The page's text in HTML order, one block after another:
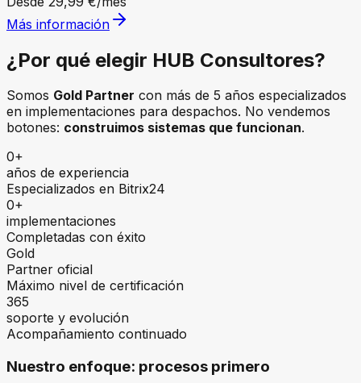
Más información
¿Por qué elegir HUB Consultores?
Somos Gold Partner con más de 5 años especializados
en implementaciones para despachos. No vendemos
botones: construimos sistemas que funcionan.
0+
años de experiencia
Especializados en Bitrix24
0+
implementaciones
Completadas con éxito
Gold
Partner oficial
Máximo nivel de certificación
365
soporte y evolución
Acompañamiento continuado
Nuestro enfoque: procesos primero